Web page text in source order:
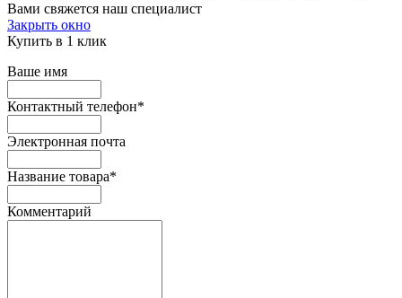
Вами свяжется наш специалист
Закрыть окно
Купить в 1 клик
Ваше имя
Контактный телефон*
Электронная почта
Название товара*
Комментарий